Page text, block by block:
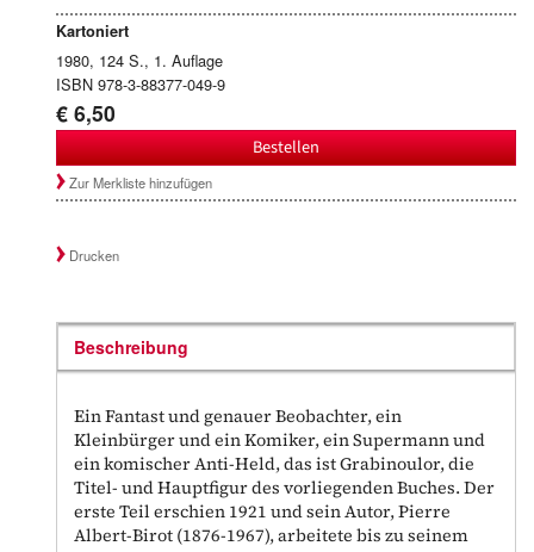
Kartoniert
1980, 124 S., 1. Auflage
ISBN 978-3-88377-049-9
€ 6,50
Bestellen
Zur Merkliste hinzufügen
Drucken
Beschreibung
Ein Fantast und genauer Beobachter, ein
Kleinbürger und ein Komiker, ein Supermann und
ein komischer Anti-Held, das ist Grabinoulor, die
Titel- und Hauptfigur des vorliegenden Buches. Der
erste Teil erschien 1921 und sein Autor, Pierre
Albert-Birot (1876-1967), arbeitete bis zu seinem